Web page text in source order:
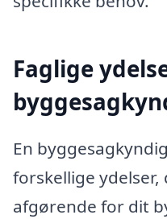
Faglige
En
forskellige
afgørende for dit